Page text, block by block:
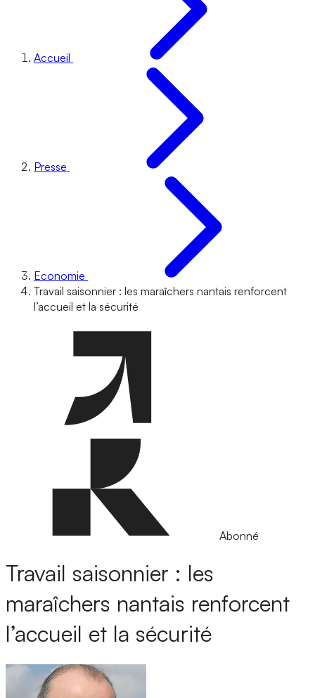
Accueil
Presse
Economie
Travail saisonnier : les maraîchers nantais renforcent
l’accueil et la sécurité
Abonné
Travail saisonnier : les
maraîchers nantais renforcent
l’accueil et la sécurité